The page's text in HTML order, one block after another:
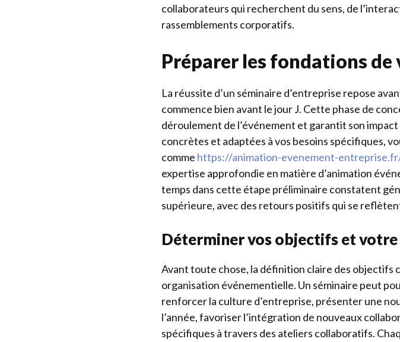
collaborateurs qui recherchent du sens, de
rassemblements corporatifs.
Préparer les fondations
La réussite d’un séminaire d’entreprise repose
commence bien avant le jour J. Cette phase de
déroulement de l’événement et garantit son
concrètes et adaptées à vos besoins spécifiques,
comme https://animation-evenement-
expertise approfondie en matière d’animation
temps dans cette étape préliminaire constatent
supérieure, avec des retours positifs qui se
Déterminer vos objectifs et votre
Avant toute chose, la définition claire des
organisation événementielle. Un séminaire peut
renforcer la culture d’entreprise, présenter une
l’année, favoriser l’intégration de nouveaux
spécifiques à travers des ateliers collaboratifs.